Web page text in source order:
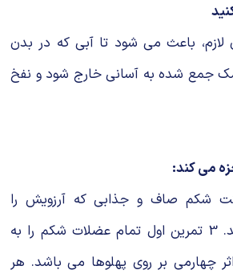
لازم، باعث می شود تا آبی که در بدن
جمع شده به آسانی خارج شود و نفخ
این 4 حرکت شکم صاف و جذابی که آرزویش را
داشتید پیدا می کنید. 3 تمرین اول تمام عضلات شکم را به
چهارمی بر روی پهلوها می باشد. هر